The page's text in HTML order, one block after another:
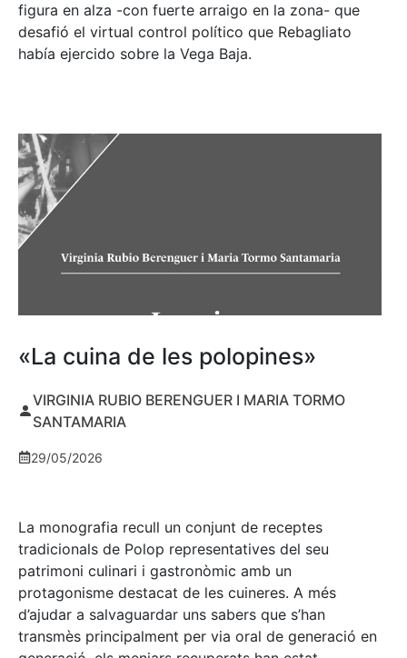
figura en alza -con fuerte arraigo en la zona- que
desafió el virtual control político que Rebagliato
había ejercido sobre la Vega Baja.
«La cuina de les polopines»
VIRGINIA RUBIO BERENGUER I MARIA TORMO
SANTAMARIA
29/05/2026
La monografia recull un conjunt de receptes
tradicionals de Polop representatives del seu
patrimoni culinari i gastronòmic amb un
protagonisme destacat de les cuineres. A més
d’ajudar a salvaguardar uns sabers que s’han
transmès principalment per via oral de generació en